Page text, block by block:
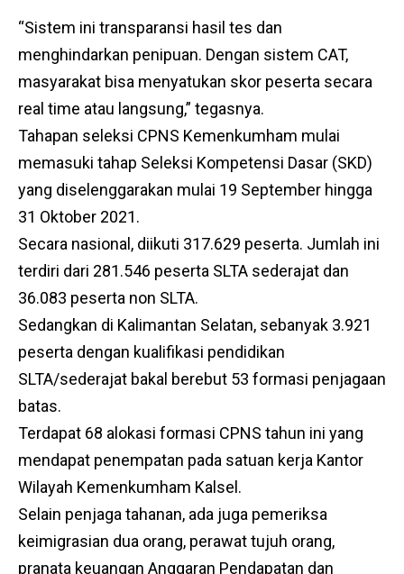
“Sistem ini transparansi hasil tes dan
menghindarkan penipuan. Dengan sistem CAT,
masyarakat bisa menyatukan skor peserta secara
real time atau langsung,” tegasnya.
Tahapan seleksi CPNS Kemenkumham mulai
memasuki tahap Seleksi Kompetensi Dasar (SKD)
yang diselenggarakan mulai 19 September hingga
31 Oktober 2021.
Secara nasional, diikuti 317.629 peserta. Jumlah ini
terdiri dari 281.546 peserta SLTA sederajat dan
36.083 peserta non SLTA.
Sedangkan di Kalimantan Selatan, sebanyak 3.921
peserta dengan kualifikasi pendidikan
SLTA/sederajat bakal berebut 53 formasi penjagaan
batas.
Terdapat 68 alokasi formasi CPNS tahun ini yang
mendapat penempatan pada satuan kerja Kantor
Wilayah Kemenkumham Kalsel.
Selain penjaga tahanan, ada juga pemeriksa
keimigrasian dua orang, perawat tujuh orang,
pranata keuangan Anggaran Pendapatan dan